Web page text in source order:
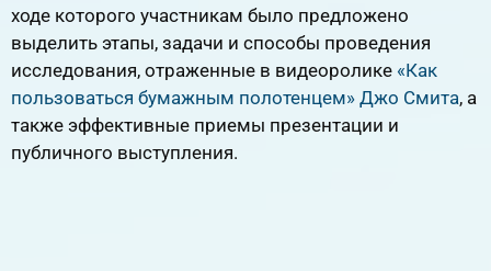
ходе которого участникам было предложено
выделить этапы, задачи и способы проведения
исследования, отраженные в видеоролике «Как
пользоваться бумажным полотенцем» Джо Смита, а
также эффективные приемы презентации и
публичного выступления.